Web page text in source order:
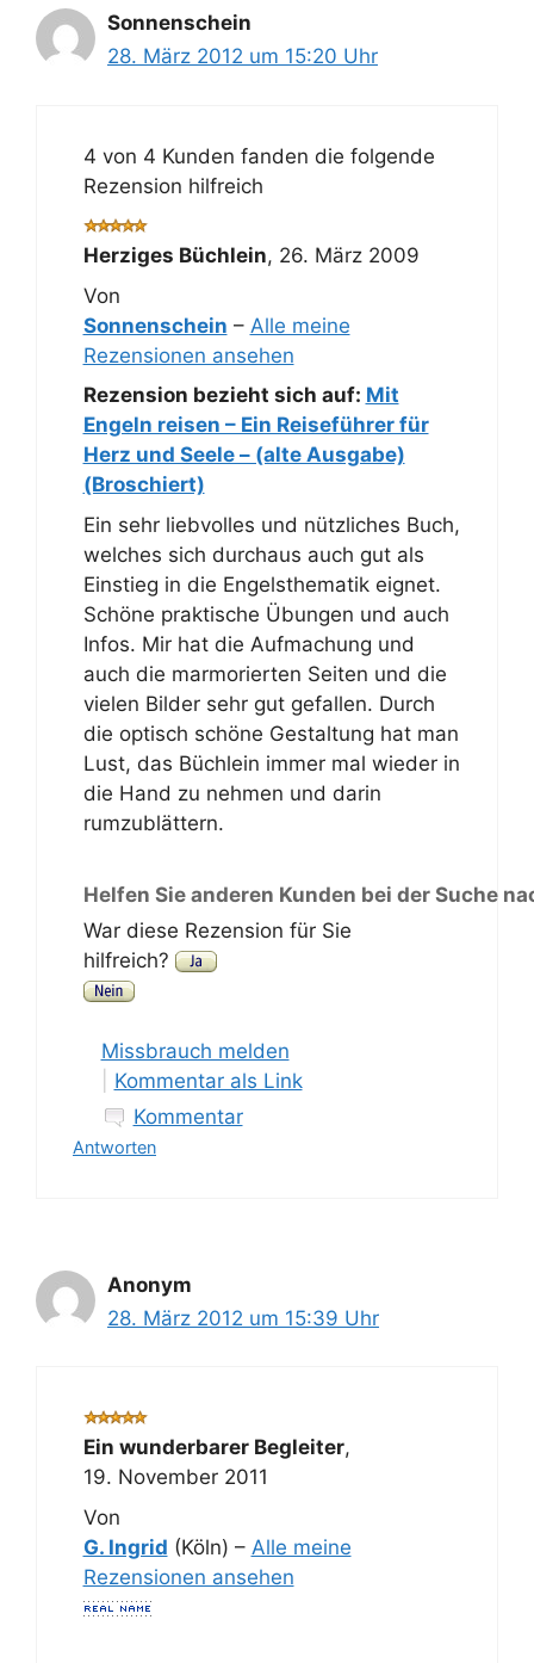
Sonnenschein
28. März 2012 um 15:20 Uhr
4 von 4 Kunden fanden die folgende
Rezension hilfreich
Herziges Büchlein, 26. März 2009
Von
Sonnenschein – Alle meine
Rezensionen ansehen
Rezension bezieht sich auf: Mit
Engeln reisen – Ein Reiseführer für
Herz und Seele – (alte Ausgabe)
(Broschiert)
Ein sehr liebvolles und nützliches Buch,
welches sich durchaus auch gut als
Einstieg in die Engelsthematik eignet.
Schöne praktische Übungen und auch
Infos. Mir hat die Aufmachung und
auch die marmorierten Seiten und die
vielen Bilder sehr gut gefallen. Durch
die optisch schöne Gestaltung hat man
Lust, das Büchlein immer mal wieder in
die Hand zu nehmen und darin
rumzublättern.
Helfen Sie anderen Kunden bei der Suche
War diese Rezension für Sie
hilfreich?
Missbrauch melden
Kommentar als Link
Kommentar
Antworten
Anonym
28. März 2012 um 15:39 Uhr
Ein wunderbarer Begleiter,
19. November 2011
Von
G. Ingrid (Köln) – Alle meine
Rezensionen ansehen